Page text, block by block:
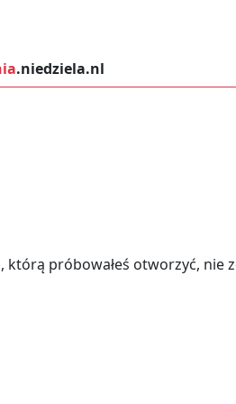
.niedziela.nl
którą próbowałeś otworzyć, nie